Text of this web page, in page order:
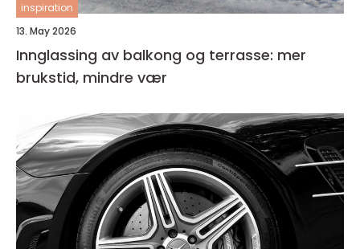
inspiration
13. May 2026
Innglassing av balkong og terrasse: mer
brukstid, mindre vær